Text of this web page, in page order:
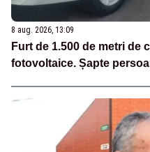
8 aug. 2026, 13:09
Furt de 1.500 de metri de
fotovoltaice. Șapte